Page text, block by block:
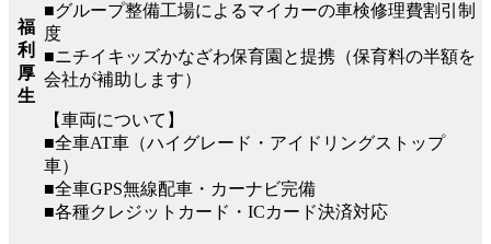
福
利
厚
生
■グループ整備工場によるマイカーの車検修理費割引制
度
■ニチイキッズかなざわ保育園と提携（保育料の半額を
会社が補助します）
【車両について】
■全車AT車（ハイグレード・アイドリングストップ
車）
■全車GPS無線配車・カーナビ完備
■各種クレジットカード・ICカード決済対応